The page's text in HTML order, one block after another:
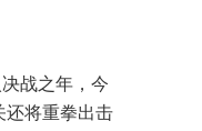
战之年，今
还将重拳出击